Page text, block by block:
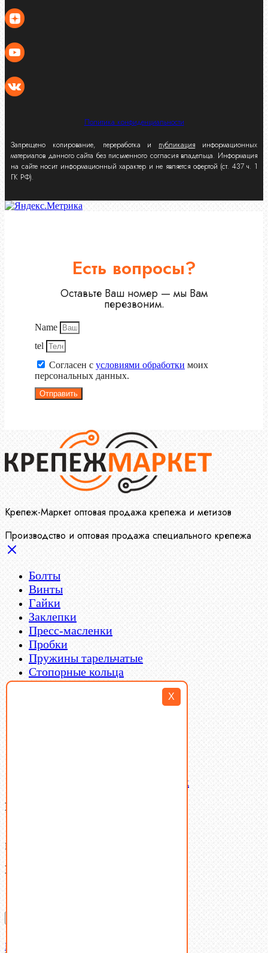
X
Политика конфиденциальности
Запрещено копирование, переработка и публикация информационных
материалов данного сайта без письменного согласия владельца. Информация
на сайте носит информационный характер и не является офертой (ст. 437 ч. 1
ГК РФ).
Есть вопросы?
Оставьте Ваш номер — мы Вам
перезвоним.
Name
tel
Согласен с условиями обработки моих
персональных данных.
Отправить
Крепеж-Маркет оптовая продажа крепежа и метизов
Производство и оптовая продажа специального крепежа
Болты
Винты
Гайки
Заклепки
Пресс-масленки
Пробки
Пружины тарельчатые
Стопорные кольца
Такелаж
Латунный и бронзовый крепеж
Ваша корзина
В корзине нет товаров.
Поиск
Don't show this popup again